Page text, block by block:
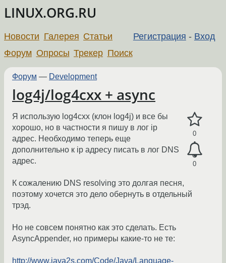
LINUX.ORG.RU
Регистрация - Вход
Новости Галерея Статьи
Форум Опросы Трекер Поиск
Форум — Development
log4j/log4cxx + async
0
0
Я использую log4cxx (клон log4j) и все бы
хорошо, но в частности я пишу в лог ip
адрес. Необходимо теперь еще
дополнительно к ip адресу писать в лог DNS
адрес.
К сожалению DNS resolving это долгая песня,
поэтому хочется это дело обернуть в отдельный
трэд.
Но не совсем понятно как это сделать. Есть
AsyncAppender, но примеры какие-то не те:
http://www.java2s.com/Code/Java/Language-